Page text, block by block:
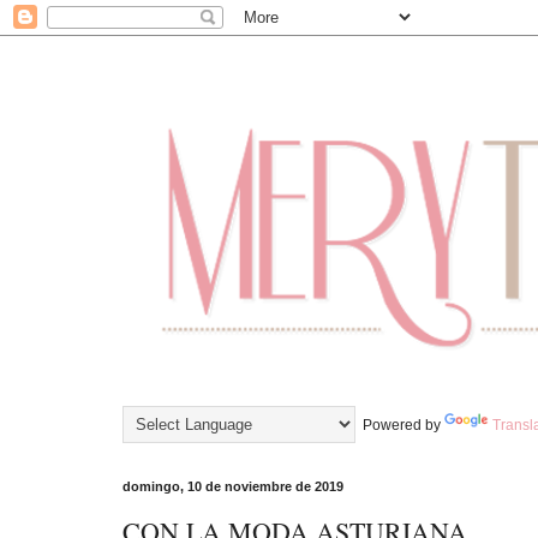
Powered by
domingo, 10 de noviembre de 2019
CON LA MODA ASTURIANA